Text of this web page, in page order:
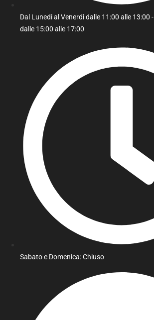
Dal Lunedi al Venerdì dalle 11:00 alle 13:00 -
dalle 15:00 alle 17:00
Sabato e Domenica: Chiuso